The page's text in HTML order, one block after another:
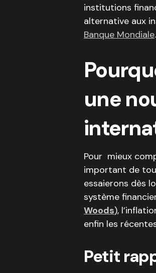
institutions
alternative aux
Banque Mondiale.
une
Pour mieux
important de
essaierons dès
système
Woods),
enfin les
Petit